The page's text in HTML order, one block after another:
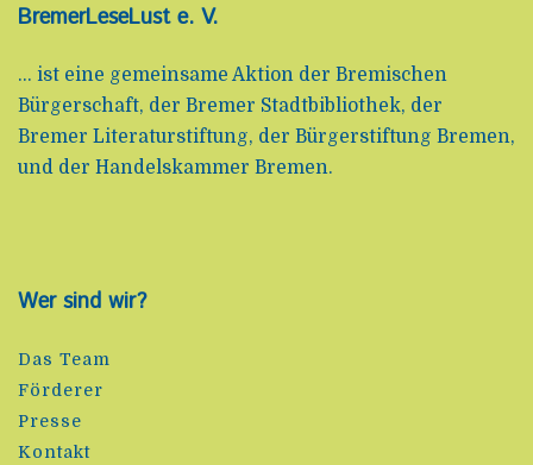
BremerLeseLust e. V.
... ist eine gemeinsame Aktion der Bremischen
Bürgerschaft, der Bremer Stadtbibliothek, der
Bremer Literaturstiftung, der Bürgerstiftung Bremen,
und der Handelskammer Bremen.
Wer sind wir?
Das Team
Förderer
Presse
Kontakt